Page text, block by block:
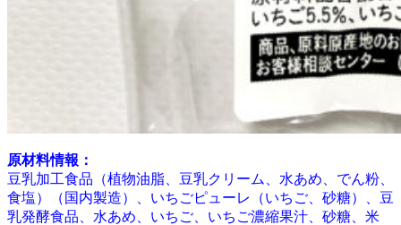
原材料情報：
豆乳加工食品（植物油脂、豆乳クリーム、水あめ、でん粉、
食塩）（国内製造）、いちごピューレ（いちご、砂糖）、豆
乳発酵食品、水あめ、いちご、いちご濃縮果汁、砂糖、米